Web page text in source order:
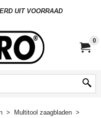
UIT VOORRAAD
0
> Multitool zaagbladen >